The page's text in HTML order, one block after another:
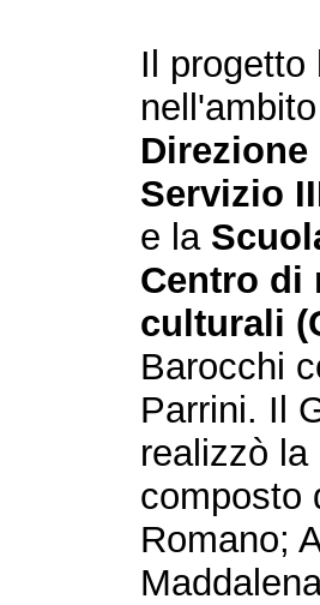
Il progetto
Servizio
e la
Centro di
culturali
Barocchi
Parrini. Il
realizzò
composto
Romano;